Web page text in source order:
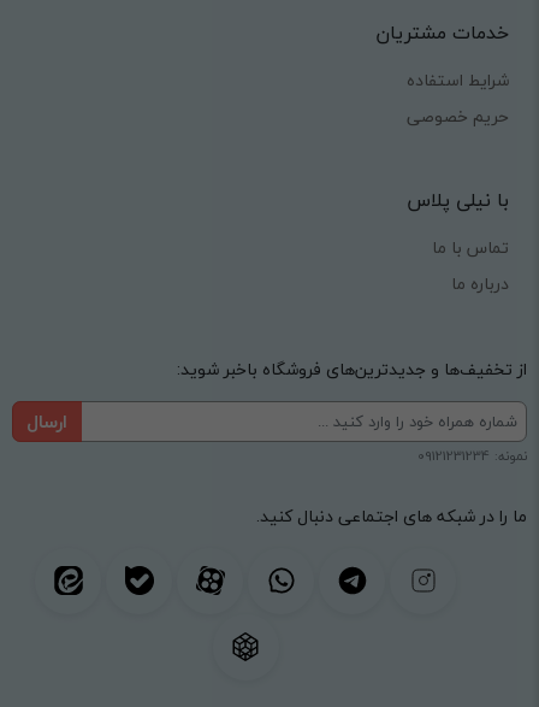
خدمات مشتریان
شرایط استفاده
حریم خصوصی
با نیلی پلاس
تماس با ما
درباره ما
از تخفیف‌ها و جدیدترین‌های فروشگاه باخبر شوید:
ارسال
نمونه: 09121231234
ما را در شبکه های اجتماعی دنبال کنید.